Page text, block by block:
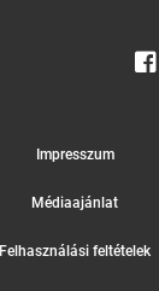
Impresszum
Médiaajánlat
Felhasználási feltételek